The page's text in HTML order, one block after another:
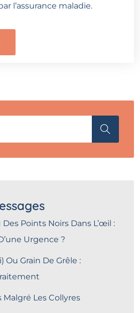
l’assurance maladie.
Des Points Noirs Dans L’œil :
Urgence ?
Ou Grain De Grêle :
Malgré Les Collyres